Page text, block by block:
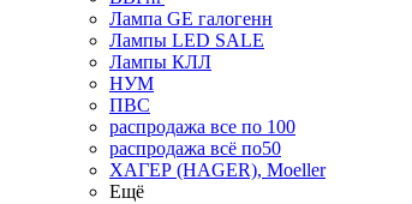
Лампа GE галогенн
Лампы LED SALE
Лампы КЛЛ
НУМ
ПВС
распродажа все по 100
распродажа всё по50
ХАГЕР (HAGER), Moeller
Ещё